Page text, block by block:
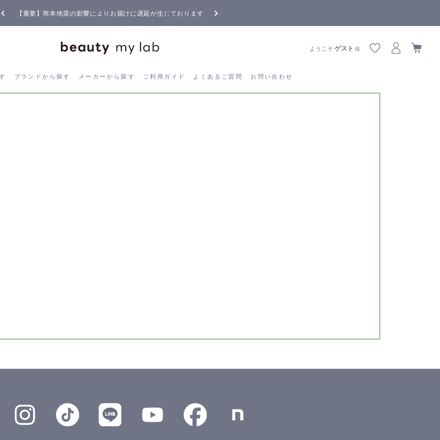
【重要】熊本地震の影響によりお届けに遅延が生じております
ブランドから探す メーカーから探す ご利用ガイド よくあるご質問 お問い合わせ
ようこそゲスト 様
す ブランドから探す メーカーから探す ご利用ガイド よくあるご質問